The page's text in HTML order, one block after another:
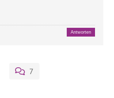
Antworten
7